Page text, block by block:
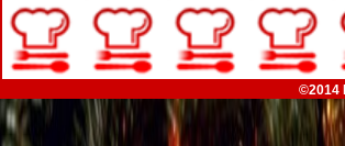
©2014